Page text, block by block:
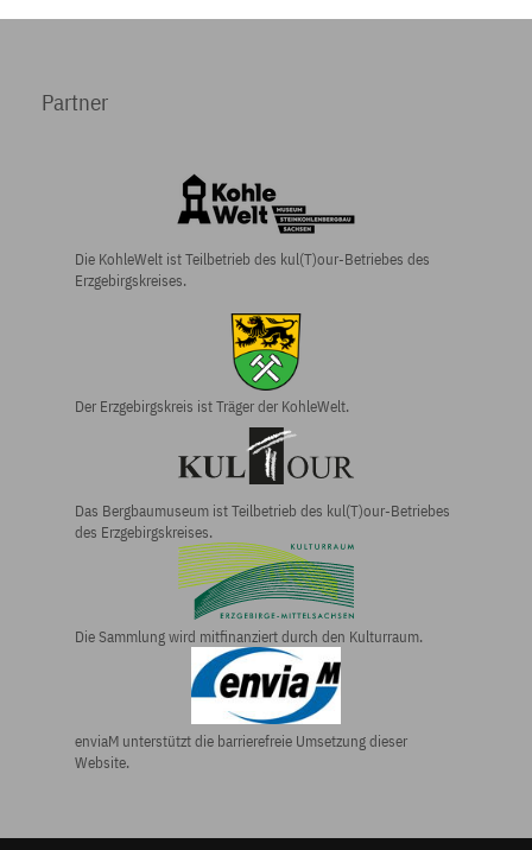
Partner
Die KohleWelt ist Teilbetrieb des kul(T)our-Betriebes des
Erzgebirgskreises.
Der Erzgebirgs­kreis ist Träger der KohleWelt.
Das Bergbau­museum ist Teilbetrieb des kul(T)our-Betriebes
des Erzgebirgs­kreises.
Die Sammlung wird mitfinanziert durch den Kulturraum.
enviaM unterstützt die barrierefreie Umsetzung dieser
Website.